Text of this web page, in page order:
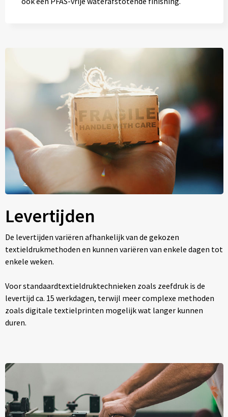
Levertijden
De levertijden variëren afhankelijk van de gekozen
textieldrukmethoden en kunnen variëren van enkele dagen tot
enkele weken.
Voor standaardtextieldruktechnieken zoals zeefdruk is de
levertijd ca. 15 werkdagen, terwijl meer complexe methoden
zoals digitale textielprinten mogelijk wat langer kunnen
duren.